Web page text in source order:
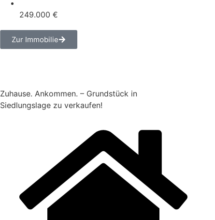
249.000 €
Zur Immobilie
Zuhause. Ankommen. – Grundstück in
Siedlungslage zu verkaufen!